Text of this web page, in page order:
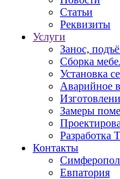
Статьи
Реквизиты
Услуги
Занос,
Сборка
Установка
Аварийное
Замеры
Разработка
Контакты
Евпатория